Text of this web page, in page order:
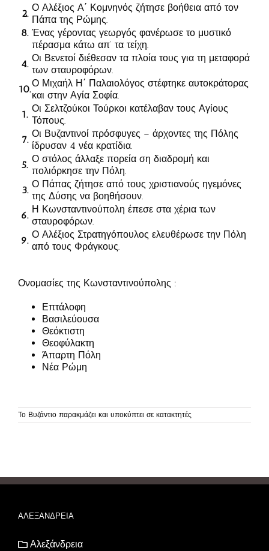
2.
Ο Αλέξιος Α΄ Κομνηνός ζήτησε βοήθεια από τον
Πάπα της Ρώμης.
8. Ένας γέροντας γεωργός φανέρωσε το μυστικό
πέρασμα κάτω απ’ τα τείχη.
4.
Οι Βενετοί διέθεσαν τα πλοία τους για τη μεταφορά
των σταυροφόρων.
10.
Ο Μιχαήλ Η΄ Παλαιολόγος στέφτηκε αυτοκράτορας
και στην Αγία Σοφία.
1.
Οι Σελτζούκοι Τούρκοι κατέλαβαν τους Αγίους
Τόπους.
7.
Οι Βυζαντινοί πρόσφυγες – άρχοντες της Πόλης
ίδρυσαν 4 νέα κρατίδια.
5.
Ο στόλος άλλαξε πορεία ση διαδρομή και
πολιόρκησε την Πόλη.
3.
Ο Πάπας ζήτησε από τους χριστιανούς ηγεμόνες
της Δύσης να βοηθήσουν.
6.
Η Κωνσταντινούπολη έπεσε στα χέρια των
σταυροφόρων.
9.
Ο Αλέξιος Στρατηγόπουλος ελευθέρωσε την Πόλη
από τους Φράγκους.
Ονομασίες της Κωνσταντινούπολης :
Επτάλοφη
Βασιλεύουσα
Θεόκτιστη
Θεοφύλακτη
Άπαρτη Πόλη
Νέα Ρώμη
Το Βυζάντιο παρακμάζει και υποκύπτει σε κατακτητές
ΑΛΕΞΑΝΔΡΕΙΑ
Αλεξάνδρεια